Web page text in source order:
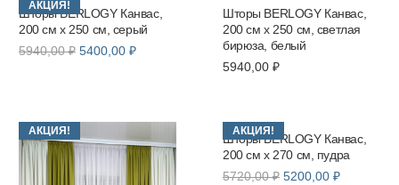
АКЦИЯ!
Шторы BERLOGY Канвас,
200 см х 250 см, серый
5940,00₽ Первоначальная
5400,00 ₽Текущая
Шторы BERLOGY Канвас,
200 см х 250 см, светлая
бирюза, белый
5940,00 ₽
АКЦИЯ! АКЦИЯ!
Шторы BERLOGY Канвас,
200 см х 270 см, пудра
5720,00₽ Первоначальная
5200,00 ₽Текущая